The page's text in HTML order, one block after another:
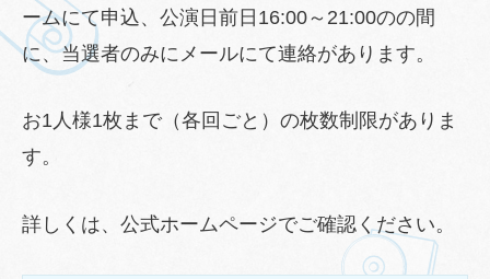
ームにて申込、公演日前日16:00～21:00のの間
に、当選者のみにメールにて連絡があります。
お1人様1枚まで（各回ごと）の枚数制限がありま
す。
詳しくは、公式ホームページでご確認ください。